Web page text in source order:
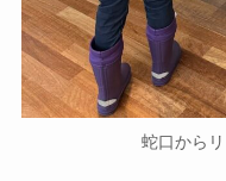
蛇口から